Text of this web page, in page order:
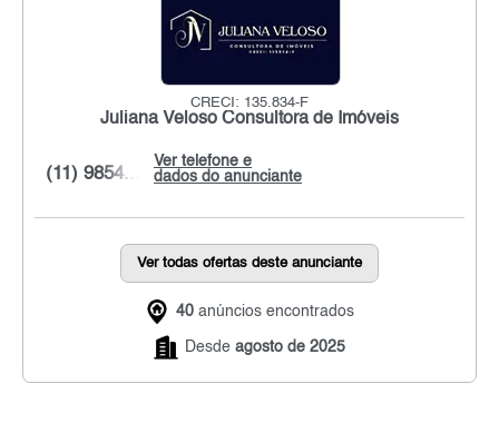
CRECI: 135.834-F
Juliana Veloso Consultora de Imóveis
Ver telefone e
dados do anunciante
(11) 9854...
Ver todas ofertas deste anunciante
40 anúncios encontrados
Desde agosto de 2025